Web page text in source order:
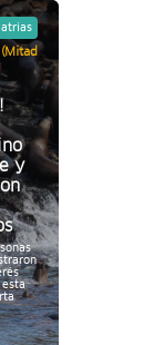
y
esta